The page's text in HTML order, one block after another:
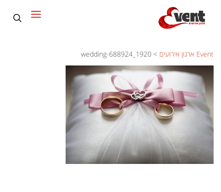
Event ארגון אירועים >
wedding-688924_1920